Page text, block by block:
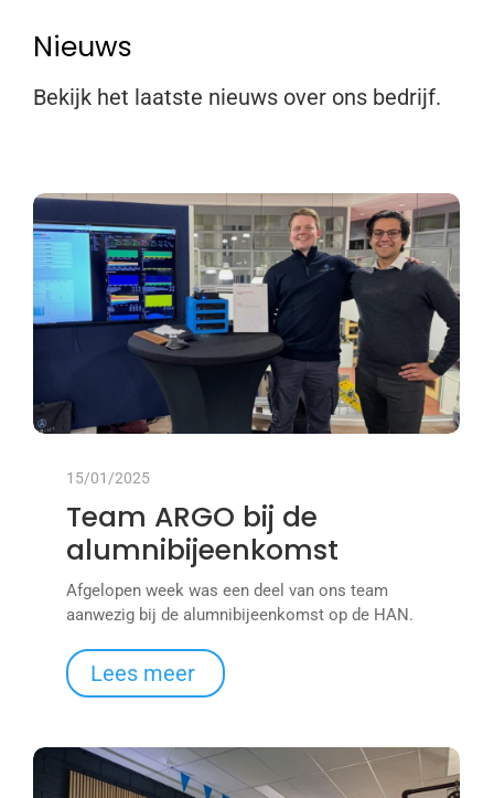
Nieuws
Bekijk het laatste nieuws over ons bedrijf.
15/01/2025
Team ARGO bij de
alumnibijeenkomst
Afgelopen week was een deel van ons team
aanwezig bij de alumnibijeenkomst op de HAN.
Lees meer